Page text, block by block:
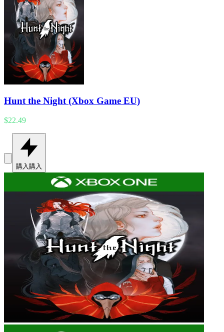
Hunt the Night (Xbox Game EU)
$22.49
購入購入